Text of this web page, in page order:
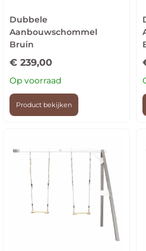
Dubbele
Aanbouwschommel
Bruin
€ 239,00
Op voorraad
Product bekijken